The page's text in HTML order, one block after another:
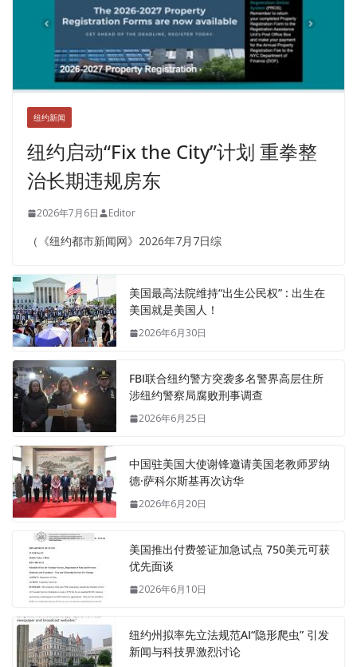
纽约新闻
纽约启动“Fix the City”计划 重拳整
治长期违规房东
2026年7月6日 Editor
（《纽约都市新闻网》2026年7月7日综
美国最高法院维持“出生公民权” : 出生在
美国就是美国人！
2026年6月30日
FBI联合纽约警方突袭多名警界高层住所
涉纽约警察局腐败刑事调查
2026年6月25日
中国驻美国大使谢锋邀请美国老教师罗纳
德·萨科尔斯基再次访华
2026年6月20日
美国推出付费签证加急试点 750美元可获
优先面谈
2026年6月10日
纽约州拟率先立法规范AI“隐形爬虫” 引发
新闻与科技界激烈讨论